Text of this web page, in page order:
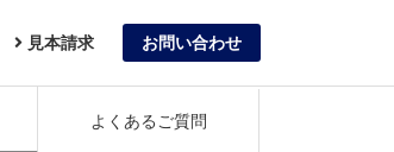
見本請求 お問い合わせ
よくあるご質問